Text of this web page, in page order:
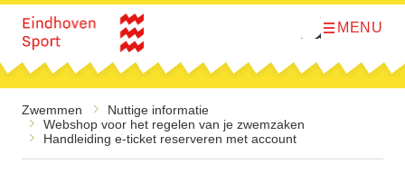
Direct naar de inhoud
O
n
MENU
Zwemmen
Nuttige informatie
Webshop voor het regelen van je zwemzaken
Handleiding e-ticket reserveren met account